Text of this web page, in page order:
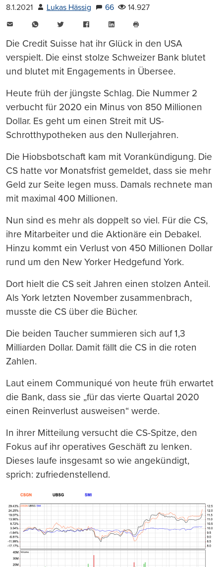
8.1.2021 Lukas Hässig 66
14.927
WhatsAppTwitter FacebookLinkedIn
drucken
Die Credit Suisse hat ihr Glück in den USA
verspielt. Die einst stolze Schweizer Bank blutet
und blutet mit Engagements in Übersee.
Heute früh der jüngste Schlag. Die Nummer 2
verbucht für 2020 ein Minus von 850 Millionen
Dollar. Es geht um einen Streit mit US-
Schrotthypotheken aus den Nullerjahren.
Die Hiobsbotschaft kam mit Vorankündigung. Die
CS hatte vor Monatsfrist gemeldet, dass sie mehr
Geld zur Seite legen muss. Damals rechnete man
mit maximal 400 Millionen.
Nun sind es mehr als doppelt so viel. Für die CS,
ihre Mitarbeiter und die Aktionäre ein Debakel.
Hinzu kommt ein Verlust von 450 Millionen Dollar
rund um den New Yorker Hedgefund York.
Dort hielt die CS seit Jahren einen stolzen Anteil.
Als York letzten November zusammenbrach,
musste die CS über die Bücher.
Die beiden Taucher summieren sich auf 1,3
Milliarden Dollar. Damit fällt die CS in die roten
Zahlen.
Laut einem Communiqué von heute früh erwartet
die Bank, dass sie „für das vierte Quartal 2020
einen Reinverlust ausweisen“ werde.
In ihrer Mitteilung versucht die CS-Spitze, den
Fokus auf ihr operatives Geschäft zu lenken.
Dieses laufe insgesamt so wie angekündigt,
sprich: zufriedenstellend.